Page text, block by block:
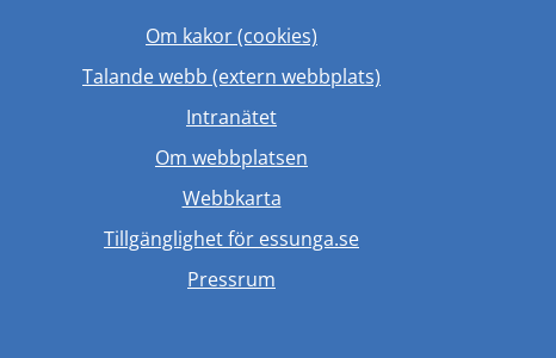
Om kakor (cookies)
Talande webb (extern webbplats)
IntranätetLänk till annan webbplats.
Om webbplatsen
Webbkarta
Tillgänglighet för essunga.se
Pressrum